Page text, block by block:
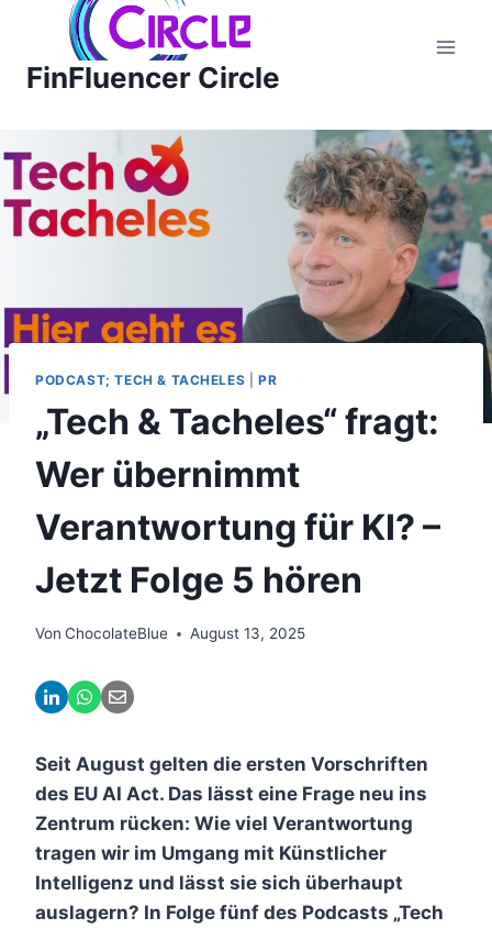
springen
FinFluencer Circle
PODCAST; TECH & TACHELES |PR
„Tech & Tacheles“ fragt:
Wer übernimmt
Verantwortung für KI? –
Jetzt Folge 5 hören
Von ChocolateBlue August 13, 2025
Seit August gelten die ersten Vorschriften
des EU AI Act. Das lässt eine Frage neu ins
Zentrum rücken: Wie viel Verantwortung
tragen wir im Umgang mit Künstlicher
Intelligenz und lässt sie sich überhaupt
auslagern? In Folge fünf des Podcasts „Tech